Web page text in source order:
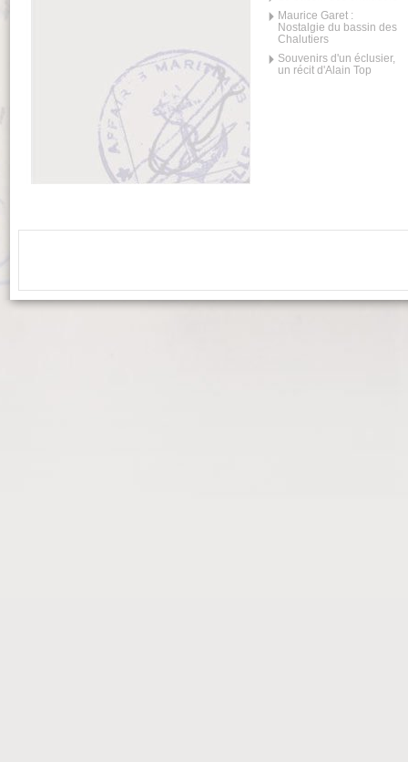
Maurice Garet :
Nostalgie du bassin des
Chalutiers
Souvenirs d'un éclusier,
un récit d'Alain Top